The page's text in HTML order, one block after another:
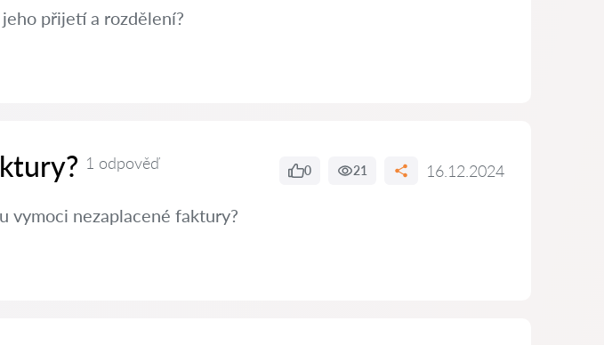
přijetí a rozdělení?
1 odpověď 0 21 16.12.2024
vymoci nezaplacené faktury?